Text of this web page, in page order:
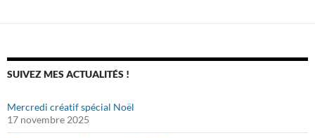
SUIVEZ MES ACTUALITÉS !
Mercredi créatif spécial Noël
17 novembre 2025